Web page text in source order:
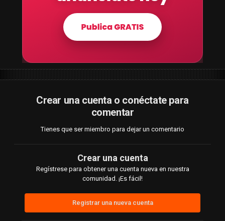
Crear una cuenta o conéctate para
comentar
Tienes que ser miembro para dejar un comentario
Crear una cuenta
Regístrese para obtener una cuenta nueva en nuestra
comunidad. ¡Es fácil!
Registrar una nueva cuenta